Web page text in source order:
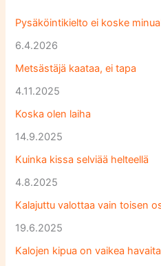
Pysäköintikielto ei koske
6.4.2026
Metsästäjä kaataa, ei tapa
4.11.2025
Koska olen laiha
14.9.2025
Kuinka kissa selviää helteellä
4.8.2025
Kalajuttu valottaa vain toisen
19.6.2025
Kalojen kipua on vaikea havaita